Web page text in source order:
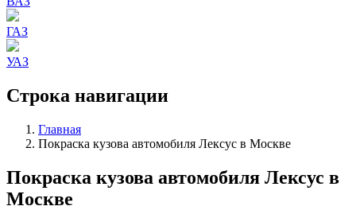
ГАЗ
УАЗ
Строка навигации
Главная
Покраска кузова автомобиля Лексус в Москве
Покраска кузова автомобиля Лексус в
Москве